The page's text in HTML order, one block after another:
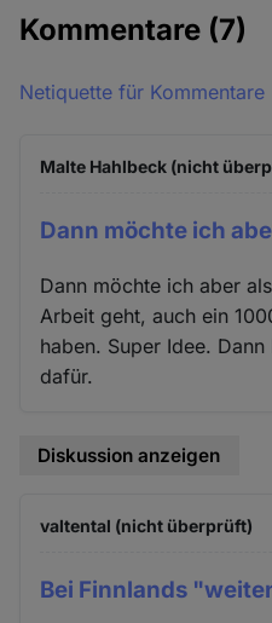
Kommentare (7)
Netiquette für Kommentare
Malte Hahlbeck (nicht
Dann möchte ich
Dann möchte ich aber
Arbeit geht, auch ein
haben. Super Idee.
dafür.
Diskussion anzeigen
valtental (nicht überprüft)
Bei Finnlands